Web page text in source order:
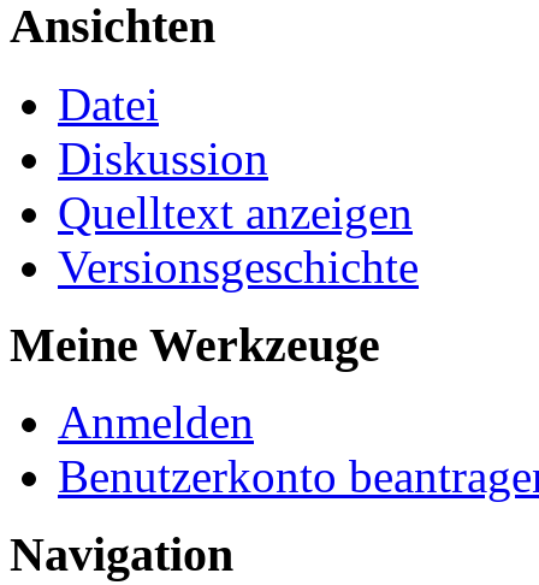
Ansichten
Datei
Diskussion
Quelltext anzeigen
Versionsgeschichte
Meine Werkzeuge
Anmelden
Benutzerkonto
Navigation